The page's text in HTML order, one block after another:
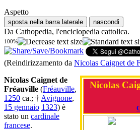
Aspetto
sposta nella barra laterale nascondi
Da Cathopedia, l'enciclopedia cattolica.
100%
(Reindirizzamento da Nicolas Caignet de
Nicolas
Nicolas Caignet de
Fréauville (Fréauville,
1250 ca.; † Avignone,
15 gennaio 1323) è
stato un cardinale
francese.